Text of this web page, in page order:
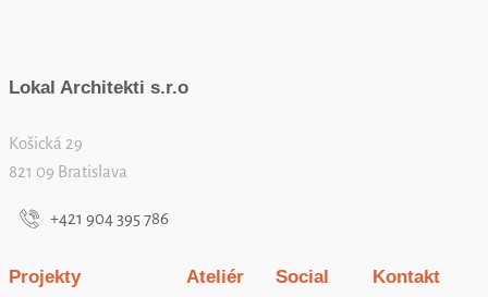
Lokal Architekti s.r.o
Košická 29
821 09 Bratislava
+421 904 395 786
Projekty Ateliér Social Kontakt